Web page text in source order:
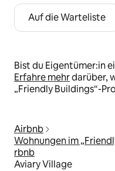
Auf die Warteliste
Bist du Eigentümer:in
Erfahre mehrdarüber,
„Friendly Buildings“-
Airbnb
Wohnungen im
rbnb
Aviary Village